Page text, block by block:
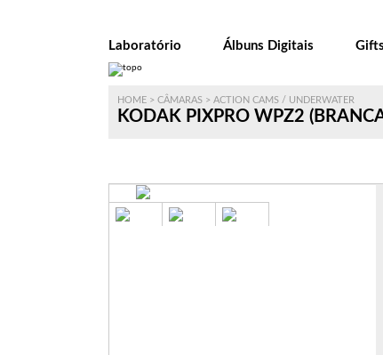
Laboratório Álbuns Digitais Gifts
HOME > CÂMARAS > ACTION CAMS / UNDERWATER
KODAK PIXPRO WPZ2